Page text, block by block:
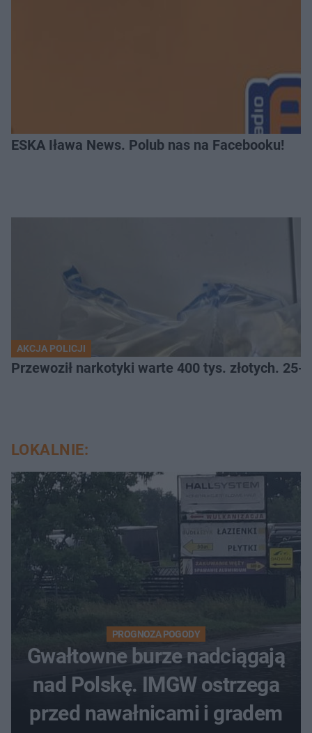
ESKA Iława News. Polub nas na Facebooku!
AKCJA POLICJI
Przewoził narkotyki warte 400 tys. złotych.
LOKALNIE:
PROGNOZA POGODY
Gwałtowne burze nadciągają
nad Polskę. IMGW ostrzega
przed nawałnicami i gradem